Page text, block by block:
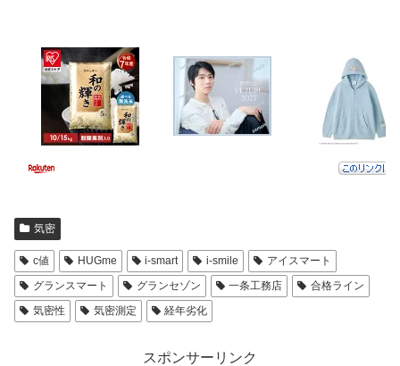
気密
c値 HUGme i-smart i-smile
アイスマート
グランスマート
グランセゾン 一条工務店
合格ライン
気密性
気密測定 経年劣化
スポンサーリンク